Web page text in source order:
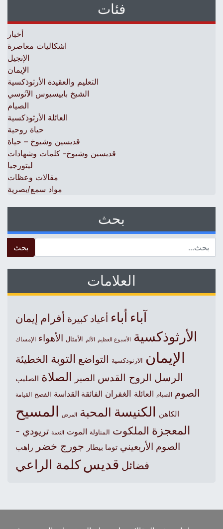
فئات
أخبار
اشكاليات معاصرة
الإنجيل
الإيمان
التعليم والعقيدة الأرثوذكسية
الشيخ باييسيوس الآثوسي
الصيام
العائلة الأرثوذكسية
حياة روحية
قديسين وشيوخ – حياة
قديسين وشيوخ- كلمات وشهادات
ليتورجيا
مقالات وعظات
مواد سمع/بصرية
بحث
العلامات
آباءأباء أعياد كبيرة أفرام إيمان
الأرثوذكسية الأسبوع العظيم الألم الأمثال الأهواء الإمساك
الإيمان الارثوذكسية التواضع التوبة الخطيئة
الرسل الروح القدس الصبر الصلاة الصليب
الصوم الصيام العائلة الغفران الفائقة القداسة الفصح القيامة
الكاهن الكنيسةالمحبة المرض المسيح
المعجزة الملكوت المناولة الموت النعمة تريودي -
الصوم الأربعيني توما بيطار جورج خضر راهب
فضائل قديس كلمة الراعي